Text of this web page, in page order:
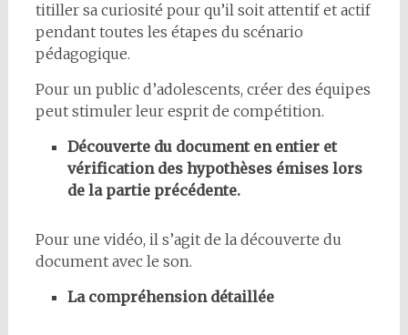
titiller sa curiosité pour qu’il soit attentif et actif
pendant toutes les étapes du scénario
pédagogique.
Pour un public d’adolescents, créer des équipes
peut stimuler leur esprit de compétition.
Découverte du document en entier et
vérification des hypothèses émises lors
de la partie précédente.
Pour une vidéo, il s’agit de la découverte du
document avec le son.
La compréhension détaillée